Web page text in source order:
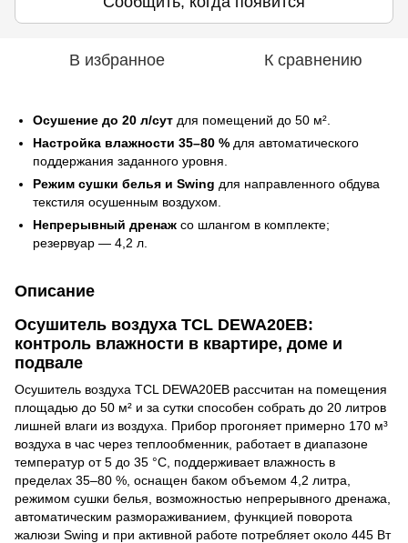
В избранное К сравнению
Осушение до 20 л/сут для помещений до 50 м².
Настройка влажности 35–80 % для автоматического
поддержания заданного уровня.
Режим сушки белья и Swing для направленного обдува
текстиля осушенным воздухом.
Непрерывный дренаж со шлангом в комплекте;
резервуар — 4,2 л.
Описание
Осушитель воздуха TCL DEWA20EB:
контроль влажности в квартире, доме и
подвале
Осушитель воздуха TCL DEWA20EB рассчитан на помещения
площадью до 50 м² и за сутки способен собрать до 20 литров
лишней влаги из воздуха. Прибор прогоняет примерно 170 м³
воздуха в час через теплообменник, работает в диапазоне
температур от 5 до 35 °C, поддерживает влажность в
пределах 35–80 %, оснащен баком объемом 4,2 литра,
режимом сушки белья, возможностью непрерывного дренажа,
автоматическим размораживанием, функцией поворота
жалюзи Swing и при активной работе потребляет около 445 Вт